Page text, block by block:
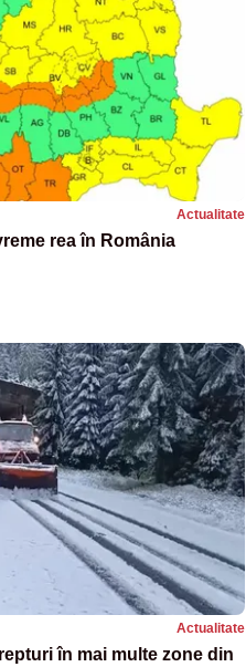
Actualitate
rea în România
Actualitate
în mai multe zone din